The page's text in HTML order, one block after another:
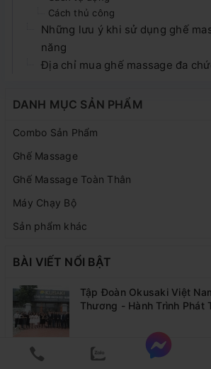
Cách thủ công
Những lưu ý khi sử dụng ghế
năng
Địa chỉ mua ghế massage đa
DANH MỤC SẢN PHẨM
Combo Sản Phẩm
Ghế Massage
Ghế Massage Toàn Thân
Máy Chạy Bộ
Sản phẩm khác
BÀI VIẾT NỔI BẬT
Tập Đoàn Okusaki Việt
Thương - Hành Trình Phát
Okusaki Khai Trương